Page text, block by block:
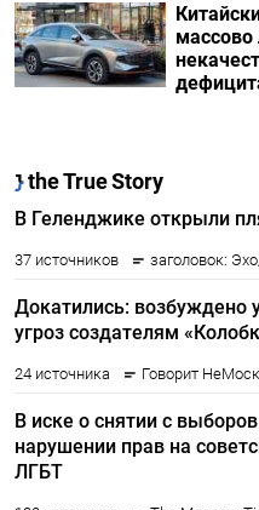
массово